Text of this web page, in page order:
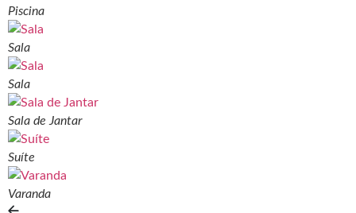
Piscina
Sala
Sala
Sala de Jantar
Suíte
Varanda